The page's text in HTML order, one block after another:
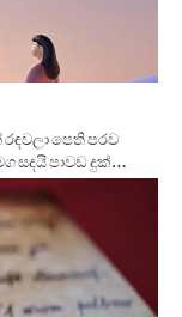
පෙති පරව
සදයි පාවඩ දුක්…